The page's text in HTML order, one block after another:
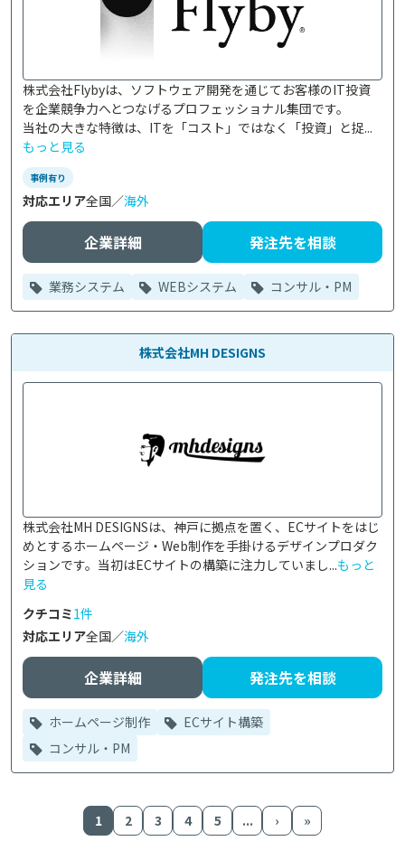
株式会社Flybyは、ソフトウェア開発を通じてお客様のIT投資
を企業競争力へとつなげるプロフェッショナル集団です。
当社の大きな特徴は、ITを「コスト」ではなく「投資」と捉...
もっと見る
事例有り
対応エリア全国／海外
企業詳細 発注先を相談
業務システム WEBシステム コンサル・PM
株式会社MH DESIGNS
株式会社MH DESIGNSは、神戸に拠点を置く、ECサイトをはじ
めとするホームページ・Web制作を手掛けるデザインプロダク
ションです。当初はECサイトの構築に注力していまし...もっと
見る
クチコミ1件
対応エリア全国／海外
企業詳細 発注先を相談
ホームページ制作
ECサイト構築
コンサル・PM
1 2 3 4 5 ... › »